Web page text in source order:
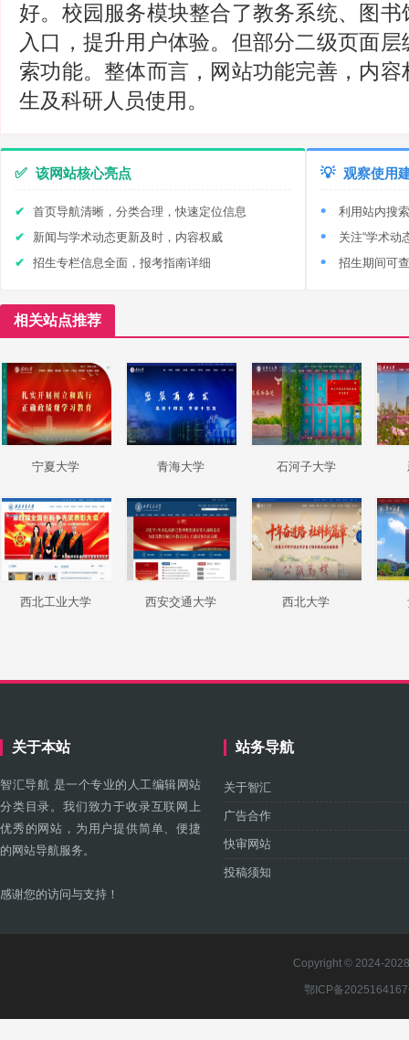
好。校园服务模块整合了教务系统、图
入口，提升用户体验。但部分二级页面
索功能。整体而言，网站功能完善，内
生及科研人员使用。
✅ 该网站核心亮点
首页导航清晰，分类合理，快速定位信息
新闻与学术动态更新及时，内容权威
招生专栏信息全面，报考指南详细
💡 观察使用
利用站内搜
关注“学术动
招生期间可
相关站点推荐
宁夏大学 青海大学 石河子大学
西北工业大学 西安交通大学 西北大学
关于本站
智汇导航 是一个专业的人工编辑网站
分类目录。我们致力于收录互联网上
优秀的网站，为用户提供简单、便捷
的网站导航服务。
感谢您的访问与支持！
站务导航
关于智汇
广告合作
快审网站
投稿须知
Copyright © 2024-
鄂ICP备